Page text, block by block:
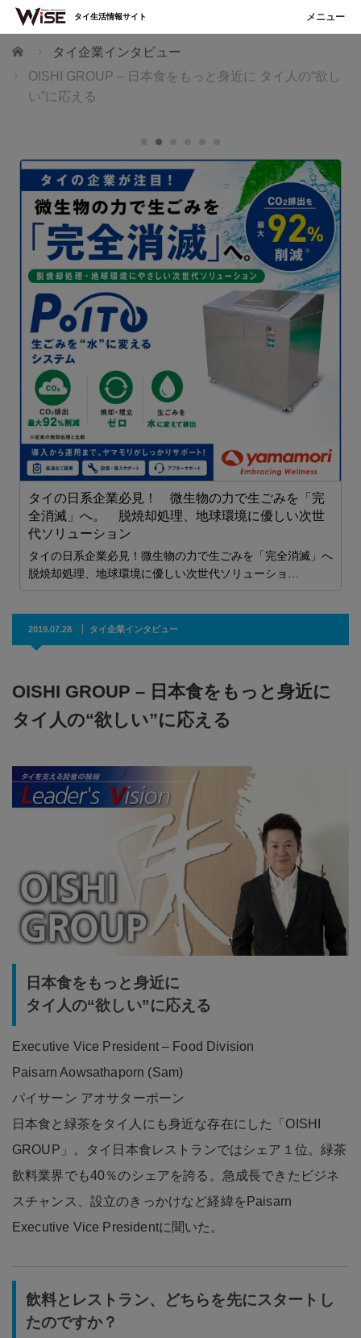
ホーム
タイ企業インタビュー
OISHI GROUP – 日本食をもっと身近に タイ人の“欲し
い”に応える
タイの日系企業必見！ 微生物の力で生ごみを「完
全消滅」へ。 脱焼却処理、地球環境に優しい次世
代ソリューション
タイの日系企業必見！微生物の力で生ごみを「完全消滅」へ
脱焼却処理、地球環境に優しい次世代ソリューショ…
2019.07.28 タイ企業インタビュー
OISHI GROUP – 日本食をもっと身近に
タイ人の“欲しい”に応える
日本食をもっと身近に
タイ人の“欲しい”に応える
Executive Vice President – Food Division
Paisarn Aowsathaporn (Sam)
パイサーン アオサターポーン
日本食と緑茶をタイ人にも身近な存在にした「OISHI
GROUP」。タイ日本食レストランではシェア１位。緑茶
飲料業界でも40％のシェアを誇る。急成長できたビジネ
スチャンス、設立のきっかけなど経緯をPaisarn
Executive Vice Presidentに聞いた。
飲料とレストラン、どちらを先にスタートし
たのですか？
タイ生活情報サイト